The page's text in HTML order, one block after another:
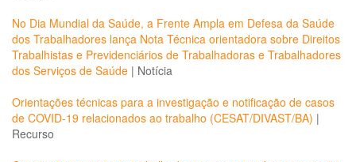
No Dia Mundial da Saúde, a Frente Ampla em Defesa da Saúde
dos Trabalhadores lança Nota Técnica orientadora sobre Direitos
Trabalhistas e Previdenciários de Trabalhadoras e Trabalhadores
dos Serviços de Saúde | Notícia
Orientações técnicas para a investigação e notificação de casos
de COVID-19 relacionados ao trabalho (CESAT/DIVAST/BA) |
Recurso